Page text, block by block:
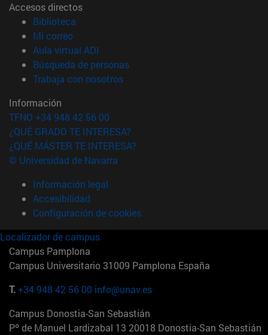
Accesos directos
Biblioteca
Mi correo(abre en nueva ventana)
Aula virtual ADI
Búsqueda de personas(abre en nueva ventana)
Trabaja con nosotros(abre en nueva ventana)
Información
TFNO +34 948 42 56 00
¿QUÉ GRADO TE INTERESA?
¿QUÉ MÁSTER TE INTERESA?
© Universidad de Navarra
Información legal
Accesibilidad
Configuración de cookies
Localizador de campus
Campus Pamplona
Campus Universitario 31009 Pamplona España
T.+34 948 42 56 00 info@unav.es
Campus Donostia-San Sebastián
Pº de Manuel Lardizabal 13 20018 Donostia-San Sebastián